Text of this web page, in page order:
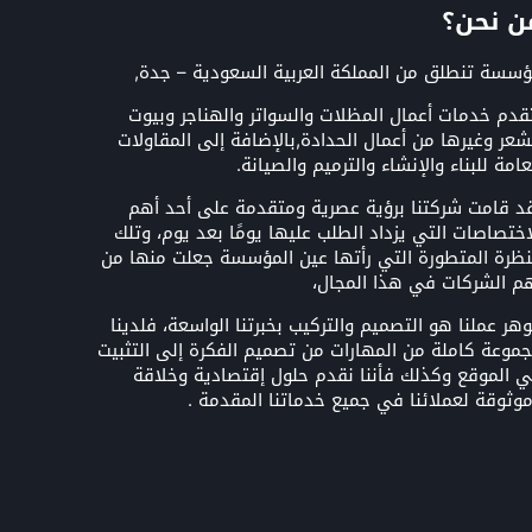
نحن؟
تنطلق من المملكة العربية السعودية – جدة,
خدمات أعمال المظلات والسواتر والهناجر وبيوت
وغيرها من أعمال الحدادة,بالإضافة إلى المقاولات
للبناء والإنشاء والترميم والصيانة.
قامت شركتنا برؤية عصرية ومتقدمة على أحد أهم
التي يزداد الطلب عليها يومًا بعد يوم، وتلك
المتطورة التي رأتها عين المؤسسة جعلت منها من
الشركات في هذا المجال،
عملنا هو التصميم والتركيب بخبرتنا الواسعة، فلدينا
كاملة من المهارات من تصميم الفكرة إلى التثبيت
الموقع وكذلك فأننا نقدم حلول إقتصادية وخلاقة
لعملائنا في جميع خدماتنا المقدمة .